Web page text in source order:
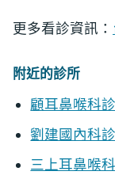
更多看診資訊：
附近的診所
顧耳鼻喉科
劉建國內科
三上耳鼻喉